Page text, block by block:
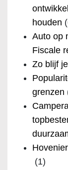
houden
Auto op
Fiscale
Zo blijf
grenzen
(1)